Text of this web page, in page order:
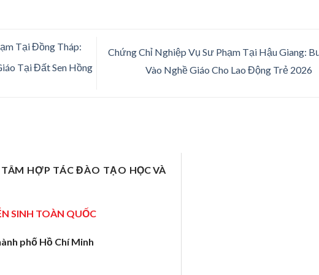
Tại Đồng Tháp:
Tại Đất Sen Hồng
Chứng Chỉ Nghiệp Vụ Sư Phạm Tại Hậu Giang:
Vào Nghề Giáo Cho Lao Động Trẻ 2026
HỢP TÁC ĐÀO TẠO HỌC VÀ
SINH TOÀN QUỐC
phố Hồ Chí Minh